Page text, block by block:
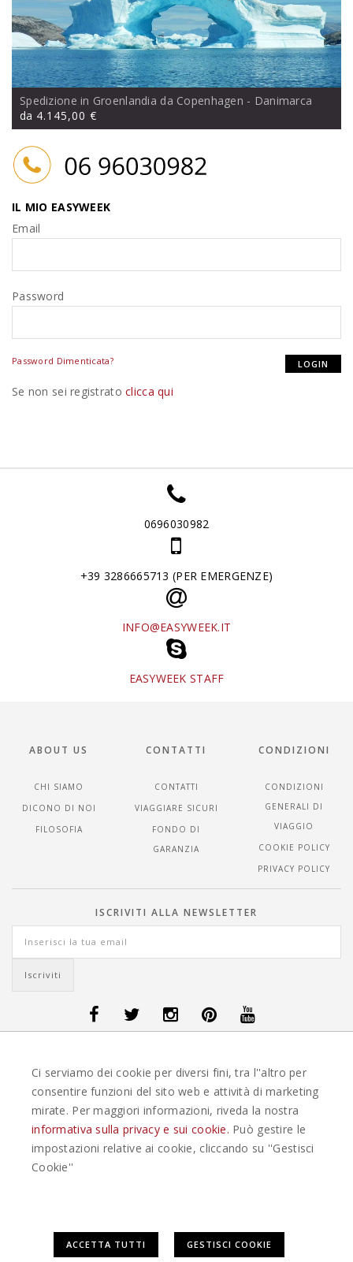
Spedizione in Groenlandia da Copenhagen - Danimarca
da 4.145,00 €
IL MIO EASYWEEK
Email
Password
Password Dimenticata?
Se non sei registratoclicca qui
0696030982
+39 3286665713 (PER EMERGENZE)
INFO@EASYWEEK.IT
EASYWEEK STAFF
ABOUT US
CHI SIAMO
DICONO DI NOI
FILOSOFIA
CONTATTI
CONTATTI
VIAGGIARE SICURI
FONDO DI
GARANZIA
CONDIZIONI
CONDIZIONI
GENERALI DI
VIAGGIO
COOKIE POLICY
PRIVACY POLICY
ISCRIVITI ALLA NEWSLETTER
VIAGGI GUATEMALA -OFFERTE VIAGGI ISLANDA -OFFERTE VIAGGI
OFFERTE VIAGGI MAURITIUS OFFERTE VIAGGI MESSICO
OFFERTE VIAGGI NORVEGIA- OFFERTE VIAGGI PORTOGALLO-
OFFERTE VIAGGI SEYCHELLES-OFFERTE VIAGGI SPAGNA-OFFERTE
EASYWEEKS TOUR OPERATOR © 2026 COPYRIGHT EASYWEEK. TUTTI I DIRITTI
RISERVATI |
Ci serviamo dei cookie per diversi fini, tra l''altro per
consentire funzioni del sito web e attività di marketing
mirate. Per maggiori informazioni, riveda la nostra
informativa sulla privacy e sui cookie. Può gestire le
impostazioni relative ai cookie, cliccando su ''Gestisci
Cookie''
ACCETTA TUTTI GESTISCI COOKIE
Questo plugin utilizza cookie per raccogliere dati e cookie di
terze parti per migliorare l'esperienza utente. Per